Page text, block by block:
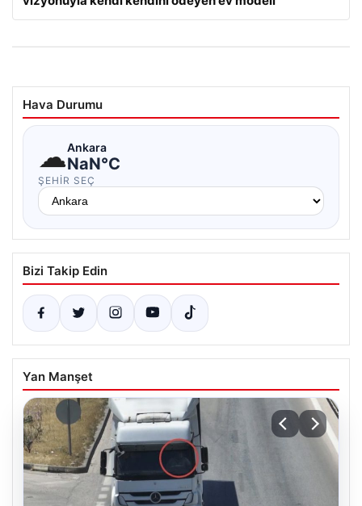
Hava Durumu
☁Ankara
NaN°C
ŞEHIR SEÇ
Bizi Takip Edin
Yan Manşet